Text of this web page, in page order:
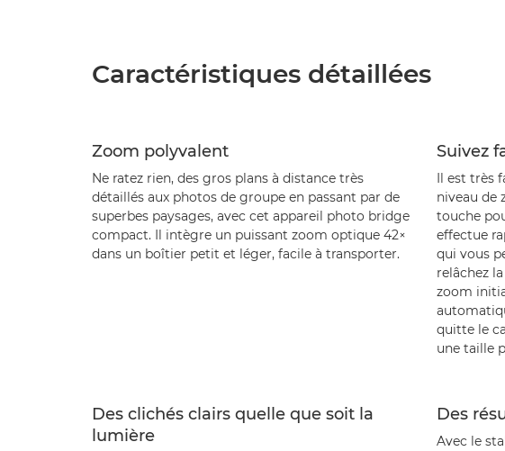
Caractéristiques détaillées
Zoom polyvalent
Ne ratez rien, des gros plans à distance très
détaillés aux photos de groupe en passant par de
superbes paysages, avec cet appareil photo bridge
compact. Il intègre un puissant zoom optique 42×
dans un boîtier petit et léger, facile à transporter.
Suivez
Il est très
niveau de
touche
effectue
qui vous
relâchez
zoom
quitte le
une taille
Des clichés clairs quelle que soit la
lumière
Des
Avec le